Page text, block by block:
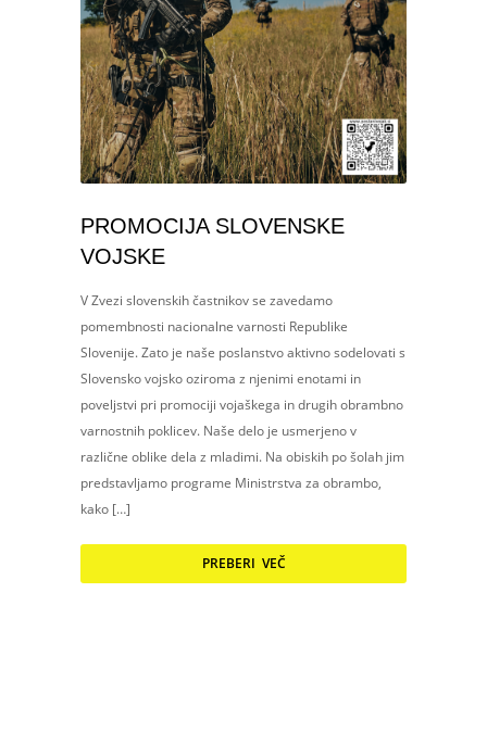
PROMOCIJA SLOVENSKE
VOJSKE
V Zvezi slovenskih častnikov se zavedamo
pomembnosti nacionalne varnosti Republike
Slovenije. Zato je naše poslanstvo aktivno sodelovati s
Slovensko vojsko oziroma z njenimi enotami in
poveljstvi pri promociji vojaškega in drugih obrambno
varnostnih poklicev. Naše delo je usmerjeno v
različne oblike dela z mladimi. Na obiskih po šolah jim
predstavljamo programe Ministrstva za obrambo,
kako […]
PREBERI VEČ